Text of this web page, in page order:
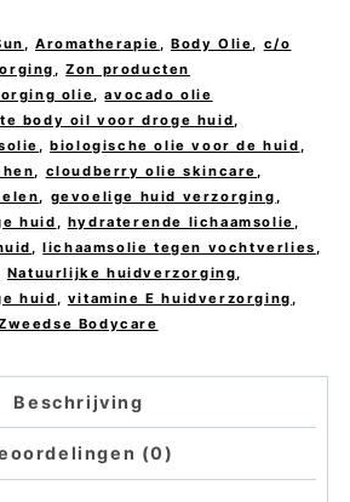
,Aromatherapie ,Body Olie, c/o
,Zon producten
olie,avocado olie
body oil voor droge huid,
,biologische olie voor de huid ,
, cloudberry olie skincare ,
, gevoelige huid verzorging ,
huid , hydraterende lichaamsolie ,
,lichaamsolie tegen vochtverlies ,
Natuurlijke huidverzorging,
huid , vitamine E huidverzorging ,
Bodycare
Beschrijving
(0)